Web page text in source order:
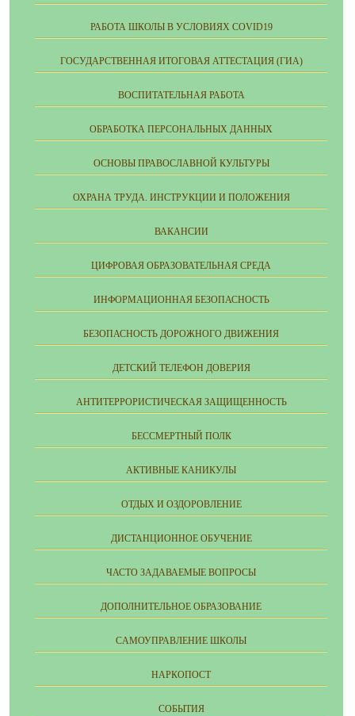
РАБОТА ШКОЛЫ В УСЛОВИЯХ COVID19
ГОСУДАРСТВЕННАЯ ИТОГОВАЯ АТТЕСТАЦИЯ (ГИА)
ВОСПИТАТЕЛЬНАЯ РАБОТА
ОБРАБОТКА ПЕРСОНАЛЬНЫХ ДАННЫХ
ОСНОВЫ ПРАВОСЛАВНОЙ КУЛЬТУРЫ
ОХРАНА ТРУДА. ИНСТРУКЦИИ И ПОЛОЖЕНИЯ
ВАКАНСИИ
ЦИФРОВАЯ ОБРАЗОВАТЕЛЬНАЯ СРЕДА
ИНФОРМАЦИОННАЯ БЕЗОПАСНОСТЬ
БЕЗОПАСНОСТЬ ДОРОЖНОГО ДВИЖЕНИЯ
ДЕТСКИЙ ТЕЛЕФОН ДОВЕРИЯ
АНТИТЕРРОРИСТИЧЕСКАЯ ЗАЩИЩЕННОСТЬ
БЕССМЕРТНЫЙ ПОЛК
АКТИВНЫЕ КАНИКУЛЫ
ОТДЫХ И ОЗДОРОВЛЕНИЕ
ДИСТАНЦИОННОЕ ОБУЧЕНИЕ
ЧАСТО ЗАДАВАЕМЫЕ ВОПРОСЫ
ДОПОЛНИТЕЛЬНОЕ ОБРАЗОВАНИЕ
CАМОУПРАВЛЕНИЕ ШКОЛЫ
НАРКОПОСТ
СОБЫТИЯ